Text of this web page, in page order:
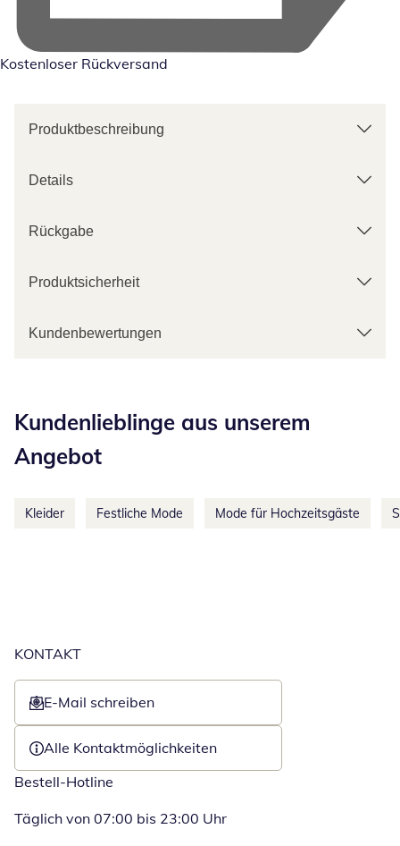
Kostenloser Rückversand
Produktbeschreibung
Details
Rückgabe
Produktsicherheit
Kundenbewertungen
Kundenlieblinge aus unserem
Angebot
Kleider Festliche Mode Mode für Hochzeitsgäste
KONTAKT
E-Mail schreiben
Öffnet E-Mail-Client
Alle Kontaktmöglichkeiten
Bestell-Hotline
Täglich von 07:00 bis 23:00 Uhr